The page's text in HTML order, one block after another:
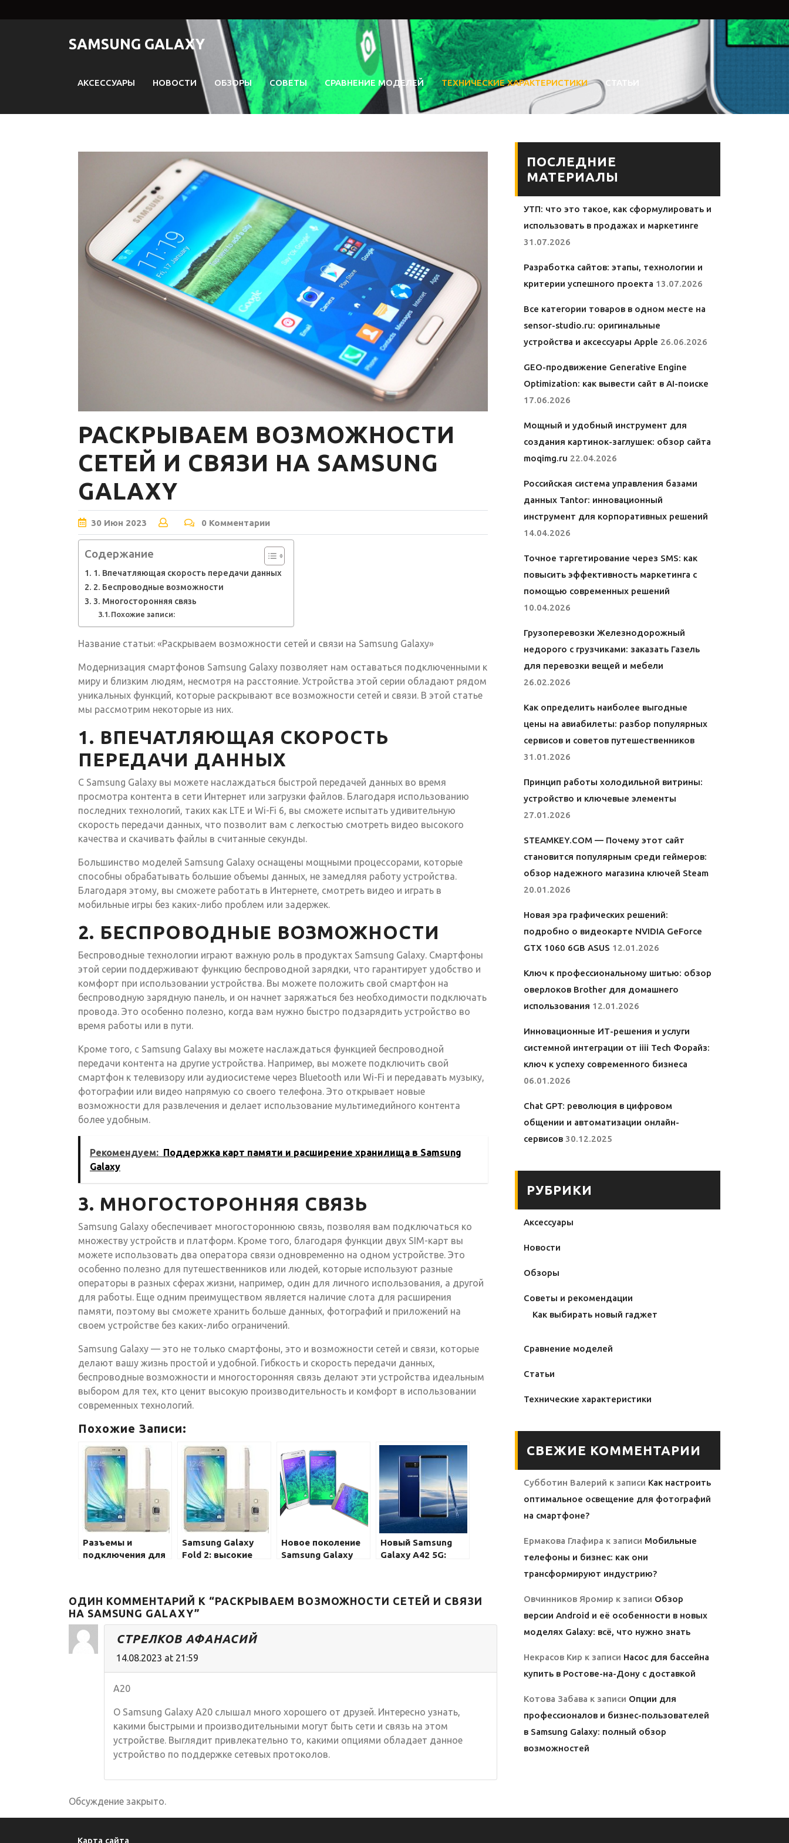
к
SAMSUNG GALAXY
АКСЕССУАРЫ НОВОСТИ ОБЗОРЫ СОВЕТЫ СРАВНЕНИЕ МОДЕЛЕЙ ТЕХНИЧЕСКИЕ ХАРАКТЕРИСТИКИ СТАТЬИ
РАСКРЫВАЕМ ВОЗМОЖНОСТИ
СЕТЕЙ И СВЯЗИ НА SAMSUNG
GALAXY
30 Июн 2023 0 Комментарии
Содержание
1. Впечатляющая скорость передачи данных
2. Беспроводные возможности
3. Многосторонняя связь
Похожие записи:
Название статьи: «Раскрываем возможности сетей и связи на Samsung Galaxy»
Модернизация смартфонов Samsung Galaxy позволяет нам оставаться подключенными к
миру и близким людям, несмотря на расстояние. Устройства этой серии обладают рядом
уникальных функций, которые раскрывают все возможности сетей и связи. В этой статье
мы рассмотрим некоторые из них.
1. ВПЕЧАТЛЯЮЩАЯ СКОРОСТЬ
ПЕРЕДАЧИ ДАННЫХ
С Samsung Galaxy вы можете наслаждаться быстрой передачей данных во время
просмотра контента в сети Интернет или загрузки файлов. Благодаря использованию
последних технологий, таких как LTE и Wi-Fi 6, вы сможете испытать удивительную
скорость передачи данных, что позволит вам с легкостью смотреть видео высокого
качества и скачивать файлы в считанные секунды.
Большинство моделей Samsung Galaxy оснащены мощными процессорами, которые
способны обрабатывать большие объемы данных, не замедляя работу устройства.
Благодаря этому, вы сможете работать в Интернете, смотреть видео и играть в
мобильные игры без каких-либо проблем или задержек.
2. БЕСПРОВОДНЫЕ ВОЗМОЖНОСТИ
Беспроводные технологии играют важную роль в продуктах Samsung Galaxy. Смартфоны
этой серии поддерживают функцию беспроводной зарядки, что гарантирует удобство и
комфорт при использовании устройства. Вы можете положить свой смартфон на
беспроводную зарядную панель, и он начнет заряжаться без необходимости подключать
провода. Это особенно полезно, когда вам нужно быстро подзарядить устройство во
время работы или в пути.
Кроме того, с Samsung Galaxy вы можете наслаждаться функцией беспроводной
передачи контента на другие устройства. Например, вы можете подключить свой
смартфон к телевизору или аудиосистеме через Bluetooth или Wi-Fi и передавать музыку,
фотографии или видео напрямую со своего телефона. Это открывает новые
возможности для развлечения и делает использование мультимедийного контента
более удобным.
Рекомендуем: Поддержка карт памяти и расширение хранилища в Samsung
Galaxy
3. МНОГОСТОРОННЯЯ СВЯЗЬ
Samsung Galaxy обеспечивает многостороннюю связь, позволяя вам подключаться ко
множеству устройств и платформ. Кроме того, благодаря функции двух SIM-карт вы
можете использовать два оператора связи одновременно на одном устройстве. Это
особенно полезно для путешественников или людей, которые используют разные
операторы в разных сферах жизни, например, один для личного использования, а другой
для работы. Еще одним преимуществом является наличие слота для расширения
памяти, поэтому вы сможете хранить больше данных, фотографий и приложений на
своем устройстве без каких-либо ограничений.
Samsung Galaxy — это не только смартфоны, это и возможности сетей и связи, которые
делают вашу жизнь простой и удобной. Гибкость и скорость передачи данных,
беспроводные возможности и многосторонняя связь делают эти устройства идеальным
выбором для тех, кто ценит высокую производительность и комфорт в использовании
современных технологий.
Похожие Записи:
Разъемы и
подключения для
Samsung Galaxy
Fold 2: высокие
Новое поколение
Samsung Galaxy
Новый Samsung
Galaxy A42 5G:
ОДИН КОММЕНТАРИЙ К “РАСКРЫВАЕМ ВОЗМОЖНОСТИ СЕТЕЙ И СВЯЗИ
НА SAMSUNG GALAXY”
СТРЕЛКОВ АФАНАСИЙ
14.08.2023 at 21:59
A20
О Samsung Galaxy A20 слышал много хорошего от друзей. Интересно узнать,
какими быстрыми и производительными могут быть сети и связь на этом
устройстве. Выглядит привлекательно то, какими опциями обладает данное
устройство по поддержке сетевых протоколов.
Обсуждение закрыто.
ПОСЛЕДНИЕ
МАТЕРИАЛЫ
УТП: что это такое, как сформулировать и
использовать в продажах и маркетинге
31.07.2026
Разработка сайтов: этапы, технологии и
критерии успешного проекта 13.07.2026
Все категории товаров в одном месте на
sensor-studio.ru: оригинальные
устройства и аксессуары Apple 26.06.2026
GEO-продвижение Generative Engine
Optimization: как вывести сайт в AI-поиске
17.06.2026
Мощный и удобный инструмент для
создания картинок-заглушек: обзор сайта
moqimg.ru 22.04.2026
Российская система управления базами
данных Tantor: инновационный
инструмент для корпоративных решений
14.04.2026
Точное таргетирование через SMS: как
повысить эффективность маркетинга с
помощью современных решений
10.04.2026
Грузоперевозки Железнодорожный
недорого с грузчиками: заказать Газель
для перевозки вещей и мебели
26.02.2026
Как определить наиболее выгодные
цены на авиабилеты: разбор популярных
сервисов и советов путешественников
31.01.2026
Принцип работы холодильной витрины:
устройство и ключевые элементы
27.01.2026
STEAMKEY.COM — Почему этот сайт
становится популярным среди геймеров:
обзор надежного магазина ключей Steam
20.01.2026
Новая эра графических решений:
подробно о видеокарте NVIDIA GeForce
GTX 1060 6GB ASUS 12.01.2026
Ключ к профессиональному шитью: обзор
оверлоков Brother для домашнего
использования 12.01.2026
Инновационные ИТ-решения и услуги
системной интеграции от iiii Tech Форайз:
ключ к успеху современного бизнеса
06.01.2026
Chat GPT: революция в цифровом
общении и автоматизации онлайн-
сервисов 30.12.2025
РУБРИКИ
Аксессуары
Новости
Обзоры
Советы и рекомендации
Как выбирать новый гаджет
Сравнение моделей
Статьи
Технические характеристики
СВЕЖИЕ КОММЕНТАРИИ
Субботин Валерий к записи Как настроить
оптимальное освещение для фотографий
на смартфоне?
Ермакова Глафира к записи Мобильные
телефоны и бизнес: как они
трансформируют индустрию?
Овчинников Яромир к записи Обзор
версии Android и её особенности в новых
моделях Galaxy: всё, что нужно знать
Некрасов Кир к записи Насос для бассейна
купить в Ростове-на-Дону с доставкой
Котова Забава к записи Опции для
профессионалов и бизнес-пользователей
в Samsung Galaxy: полный обзор
возможностей
Карта сайта